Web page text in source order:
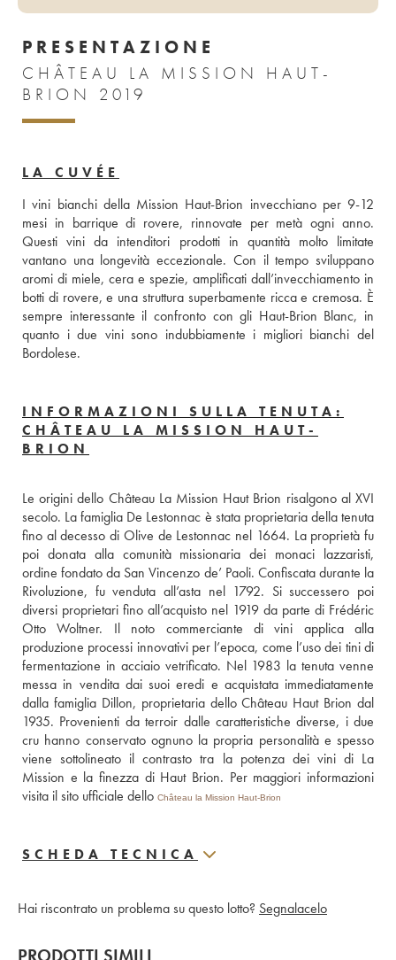
PRESENTAZIONE
CHÂTEAU LA MISSION HAUT-
BRION 2019
LA CUVÉE
I vini bianchi della Mission Haut-Brion invecchiano per 9-12
mesi in barrique di rovere, rinnovate per metà ogni anno.
Questi vini da intenditori prodotti in quantità molto limitate
vantano una longevità eccezionale. Con il tempo sviluppano
aromi di miele, cera e spezie, amplificati dall’invecchiamento in
botti di rovere, e una struttura superbamente ricca e cremosa. È
sempre interessante il confronto con gli Haut-Brion Blanc, in
quanto i due vini sono indubbiamente i migliori bianchi del
Bordolese.
INFORMAZIONI SULLA TENUTA:
CHÂTEAU LA MISSION HAUT-
BRION
Le origini dello Château La Mission Haut Brion risalgono al XVI
secolo. La famiglia De Lestonnac è stata proprietaria della tenuta
fino al decesso di Olive de Lestonnac nel 1664. La proprietà fu
poi donata alla comunità missionaria dei monaci lazzaristi,
ordine fondato da San Vincenzo de’ Paoli. Confiscata durante la
Rivoluzione, fu venduta all’asta nel 1792. Si successero poi
diversi proprietari fino all’acquisto nel 1919 da parte di Frédéric
Otto Woltner. Il noto commerciante di vini applica alla
produzione processi innovativi per l’epoca, come l’uso dei tini di
fermentazione in acciaio vetrificato. Nel 1983 la tenuta venne
messa in vendita dai suoi eredi e acquistata immediatamente
dalla famiglia Dillon, proprietaria dello Château Haut Brion dal
1935. Provenienti da terroir dalle caratteristiche diverse, i due
cru hanno conservato ognuno la propria personalità e spesso
viene sottolineato il contrasto tra la potenza dei vini di La
Mission e la finezza di Haut Brion. Per maggiori informazioni
visita il sito ufficiale dello Château la Mission Haut-Brion
SCHEDA TECNICA
Hai riscontrato un problema su questo lotto? Segnalacelo